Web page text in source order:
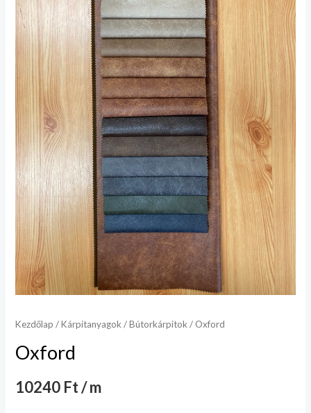
Kezdőlap /Kárpitanyagok /Bútorkárpitok / Oxford
Oxford
10240 Ft / m